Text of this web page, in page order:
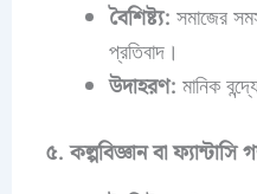
বৈশিষ্ট্য: সমাজের
প্রতিবাদ।
উদাহরণ: মানিক
৫. কল্পবিজ্ঞান বা ফ্যান্টাসি